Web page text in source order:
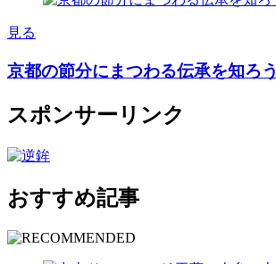
見る
京都の節分にまつわる伝承を知ろう
スポンサーリンク
おすすめ記事